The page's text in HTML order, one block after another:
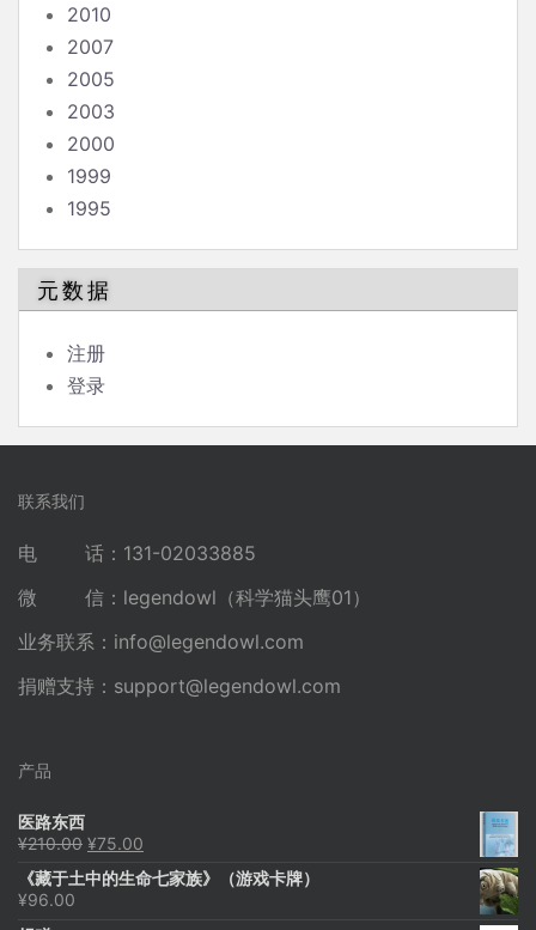
2010
2007
2005
2003
2000
1999
1995
元数据
注册
登录
联系我们
电 话：131-02033885
微 信：legendowl（科学猫头鹰01）
业务联系： info@legendowl.com
捐赠支持： support@legendowl.com
产品
医路东西
¥210.00 原
为：
¥75.00
价
《藏于土中的生命七家族》（游戏卡牌）
¥96.00